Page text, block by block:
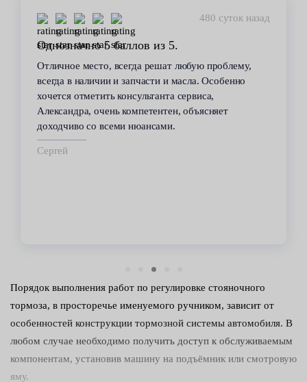
480 суток назад
Однозначно 5 баллов из 5.
Отличное место, всегда решат любую проблему,
всегда в наличии и запчасти и масла. Особенно
хочется отметить консультанта сервиса,
Александра, очень компетентен, объясняет
доходчиво со всеми нюансами.
Сергей
Порядок выполнения работ по регулировке стояночного
тормоза, в просторечье именуемого ручником, зависит от
особенностей конструкции тормозной системы автомобиля. В
любом случае необходимо получить доступ к обслуживаемым
компонентам, установив машину на подъёмник или смотровую
яму.